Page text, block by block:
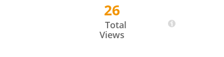
Mariángeles Castro-Sánchez
26
Total
Views